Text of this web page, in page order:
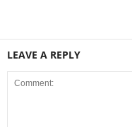
LEAVE A REPLY